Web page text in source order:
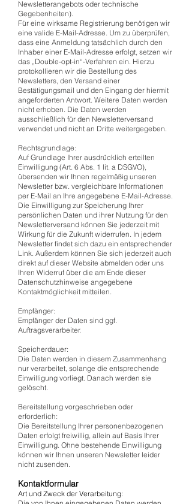
Newsletterangebots oder technische
Gegebenheiten).
Für eine wirksame Registrierung benötigen wir
eine valide E-Mail-Adresse. Um zu überprüfen,
dass eine Anmeldung tatsächlich durch den
Inhaber einer E-Mail-Adresse erfolgt, setzen wir
das „Double-opt-in“-Verfahren ein. Hierzu
protokollieren wir die Bestellung des
Newsletters, den Versand einer
Bestätigungsmail und den Eingang der hiermit
angeforderten Antwort. Weitere Daten werden
nicht erhoben. Die Daten werden
ausschließlich für den Newsletterversand
verwendet und nicht an Dritte weitergegeben.
Rechtsgrundlage:
Auf Grundlage Ihrer ausdrücklich erteilten
Einwilligung (Art. 6 Abs. 1 lit. a DSGVO),
übersenden wir Ihnen regelmäßig unseren
Newsletter bzw. vergleichbare Informationen
per E-Mail an Ihre angegebene E-Mail-Adresse.
Die Einwilligung zur Speicherung Ihrer
persönlichen Daten und ihrer Nutzung für den
Newsletterversand können Sie jederzeit mit
Wirkung für die Zukunft widerrufen. In jedem
Newsletter findet sich dazu ein entsprechender
Link. Außerdem können Sie sich jederzeit auch
direkt auf dieser Website abmelden oder uns
Ihren Widerruf über die am Ende dieser
Datenschutzhinweise angegebene
Kontaktmöglichkeit mitteilen.
Empfänger:
Empfänger der Daten sind ggf.
Auftragsverarbeiter.
Speicherdauer:
Die Daten werden in diesem Zusammenhang
nur verarbeitet, solange die entsprechende
Einwilligung vorliegt. Danach werden sie
gelöscht.
Bereitstellung vorgeschrieben oder
erforderlich:
Die Bereitstellung Ihrer personenbezogenen
Daten erfolgt freiwillig, allein auf Basis Ihrer
Einwilligung. Ohne bestehende Einwilligung
können wir Ihnen unseren Newsletter leider
nicht zusenden.
Kontaktformular
Art und Zweck der Verarbeitung: